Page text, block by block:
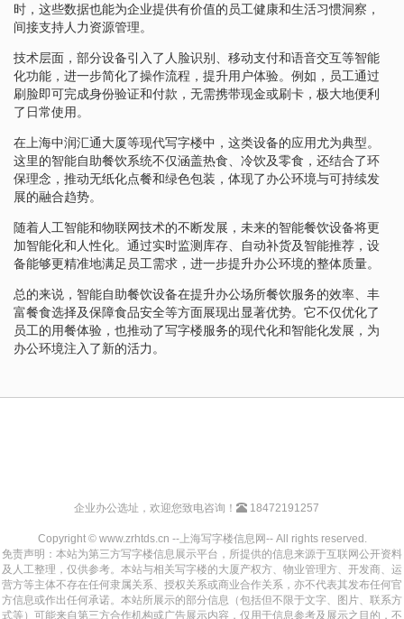
时，这些数据也能为企业提供有价值的员工健康和生活习惯洞察，
间接支持人力资源管理。
技术层面，部分设备引入了人脸识别、移动支付和语音交互等智能
化功能，进一步简化了操作流程，提升用户体验。例如，员工通过
刷脸即可完成身份验证和付款，无需携带现金或刷卡，极大地便利
了日常使用。
在上海中润汇通大厦等现代写字楼中，这类设备的应用尤为典型。
这里的智能自助餐饮系统不仅涵盖热食、冷饮及零食，还结合了环
保理念，推动无纸化点餐和绿色包装，体现了办公环境与可持续发
展的融合趋势。
随着人工智能和物联网技术的不断发展，未来的智能餐饮设备将更
加智能化和人性化。通过实时监测库存、自动补货及智能推荐，设
备能够更精准地满足员工需求，进一步提升办公环境的整体质量。
总的来说，智能自助餐饮设备在提升办公场所餐饮服务的效率、丰
富餐食选择及保障食品安全等方面展现出显著优势。它不仅优化了
员工的用餐体验，也推动了写字楼服务的现代化和智能化发展，为
办公环境注入了新的活力。
企业办公选址，欢迎您致电咨询！ 18472191257
Copyright © www.zrhtds.cn --上海写字楼信息网-- All rights reserved.
免责声明：本站为第三方写字楼信息展示平台，所提供的信息来源于互联网公开资料
及人工整理，仅供参考。本站与相关写字楼的大厦产权方、物业管理方、开发商、运
营方等主体不存在任何隶属关系、授权关系或商业合作关系，亦不代表其发布任何官
方信息或作出任何承诺。本站所展示的部分信息（包括但不限于文字、图片、联系方
式等）可能来自第三方合作机构或广告展示内容，仅用于信息参考及展示之目的，不